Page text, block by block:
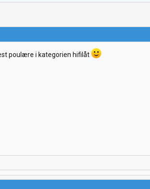
poulære i kategorien hifilåt